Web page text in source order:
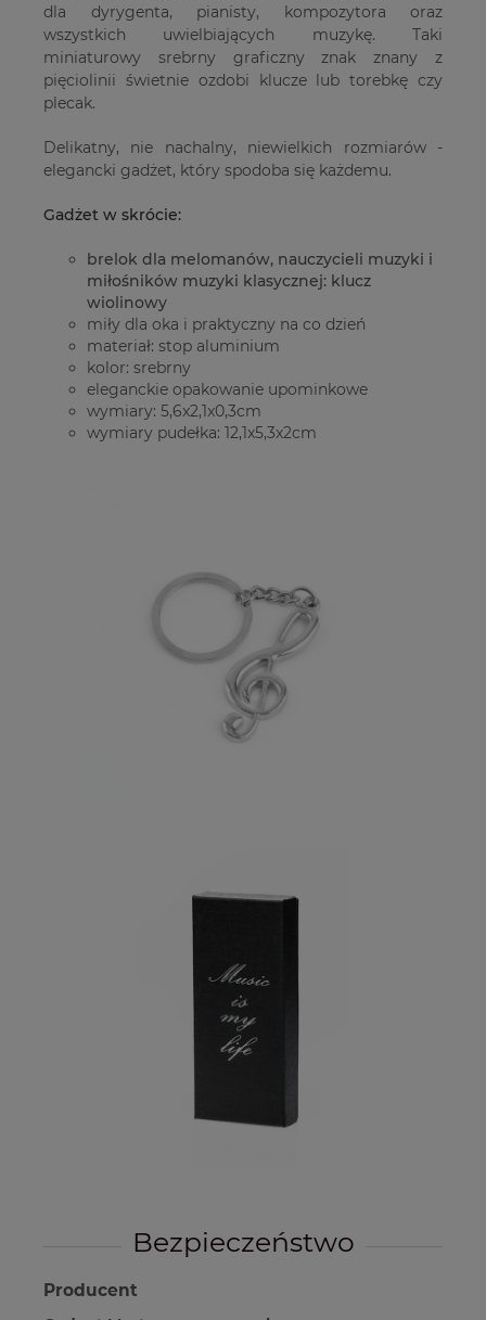
dla dyrygenta, pianisty, kompozytora oraz
wszystkich uwielbiających muzykę. Taki
miniaturowy srebrny graficzny znak znany z
pięciolinii świetnie ozdobi klucze lub torebkę czy
plecak.
Delikatny, nie nachalny, niewielkich rozmiarów -
elegancki gadżet, który spodoba się każdemu.
Gadżet w skrócie:
brelok dla melomanów, nauczycieli muzyki i
miłośników muzyki klasycznej: klucz
wiolinowy
miły dla oka i praktyczny na co dzień
materiał: stop aluminium
kolor: srebrny
eleganckie opakowanie upominkowe
wymiary: 5,6x2,1x0,3cm
wymiary pudełka: 12,1x5,3x2cm
Bezpieczeństwo
Producent